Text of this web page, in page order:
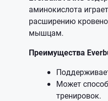
аминокислота
расширению
мышцам.
Преимущества
Может
тренировок.